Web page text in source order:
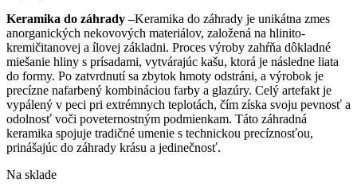
Keramika do záhrady –Keramika do záhrady je unikátna zmes
anorganických nekovových materiálov, založená na hlinito-
kremičitanovej a ílovej základni. Proces výroby zahŕňa dôkladné
miešanie hliny s prísadami, vytvárajúc kašu, ktorá je následne liata
do formy. Po zatvrdnutí sa zbytok hmoty odstráni, a výrobok je
precízne nafarbený kombináciou farby a glazúry. Celý artefakt je
vypálený v peci pri extrémnych teplotách, čím získa svoju pevnosť a
odolnosť voči poveternostným podmienkam. Táto záhradná
keramika spojuje tradičné umenie s technickou precíznosťou,
prinášajúc do záhrady krásu a jedinečnosť.
Na sklade